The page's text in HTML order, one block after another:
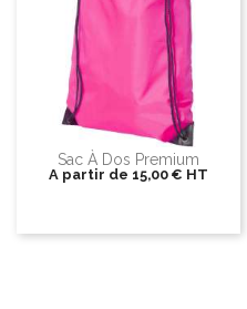
Sac À Dos Premium
A partir de 15,00 € HT